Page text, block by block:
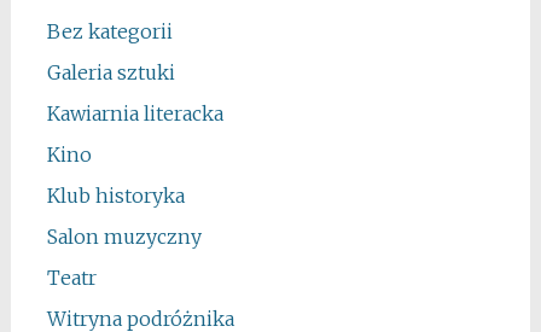
Bez kategorii
Galeria sztuki
Kawiarnia literacka
Kino
Klub historyka
Salon muzyczny
Teatr
Witryna podróżnika